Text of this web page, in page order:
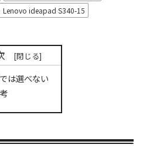
Lenovo ideapad S340-15
は選べない